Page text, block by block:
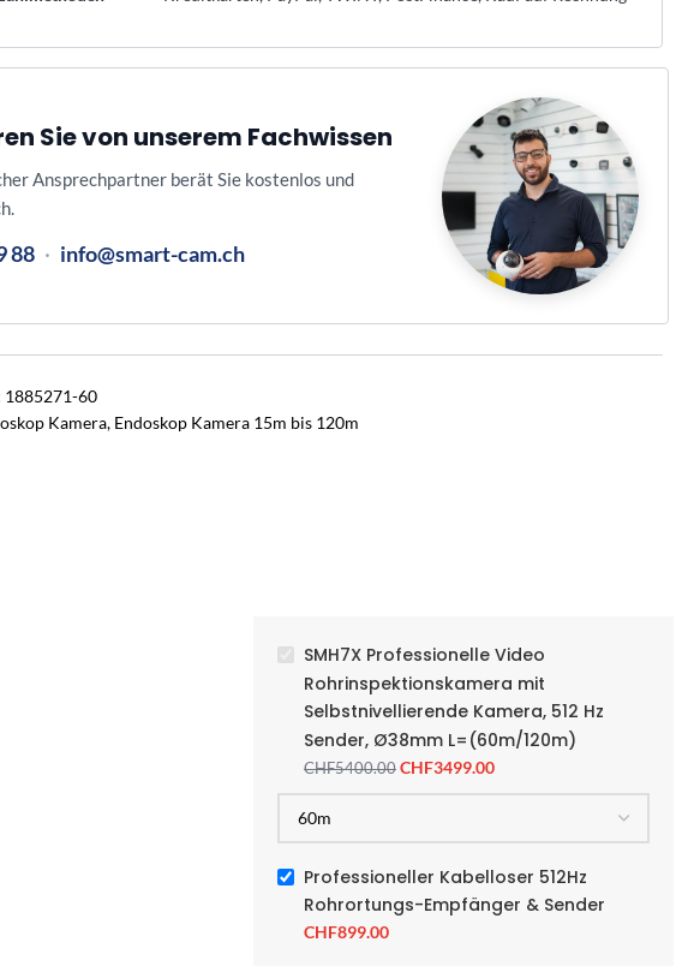
Sie von unserem Fachwissen
Ansprechpartner berät Sie kostenlos und
88 · info@smart-cam.ch
1885271-60
Kamera, Endoskop Kamera 15m bis 120m
SMH7X Professionelle Video
Rohrinspektionskamera mit
Selbstnivellierende Kamera, 512 Hz
Sender, Ø38mm L=(60m/120m)
CHF5400.00 CHF3499.00
Professioneller Kabelloser 512Hz
Rohrortungs-Empfänger & Sender
CHF899.00